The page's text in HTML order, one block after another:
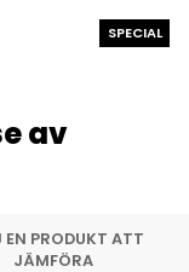
SPECIAL
av
EN PRODUKT ATT
JÄMFÖRA